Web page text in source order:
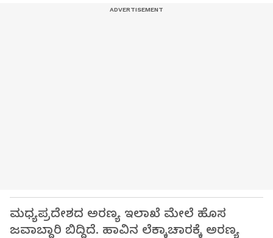
ಮಧ್ಯಪ್ರದೇಶದ ಅರಣ್ಯ ಇಲಾಖೆ ಮೇಲೆ ಹೊಸ
ಜವಾಬ್ದಾರಿ ಬಿದ್ದಿದೆ. ಹಾವಿನ ಲೆಕ್ಕಾಚಾರಕ್ಕೆ ಅರಣ್ಯ